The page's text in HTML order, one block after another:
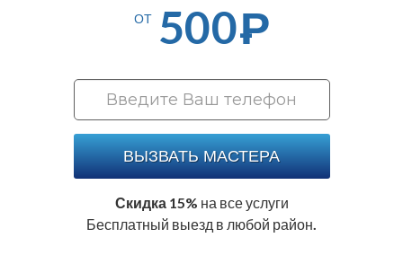
ОТ 500Р
ВЫЗВАТЬ МАСТЕРА
Скидка 15% на все услуги
Бесплатный выезд в любой район.